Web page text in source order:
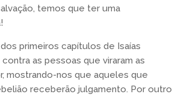
temos que ter uma
primeiros capítulos de Isaías
as pessoas que viraram as
mostrando-nos que aqueles que
receberão julgamento. Por outro